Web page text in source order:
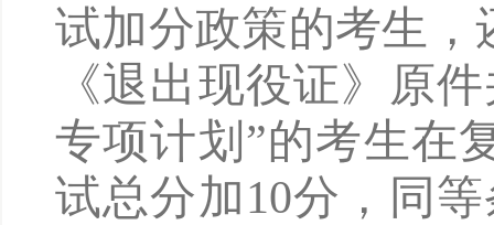
试加分政策的考生
《退出现役证》原
专项计划”的考生在
试总分加10分，同